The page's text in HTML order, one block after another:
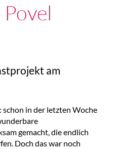
am
in der letzten Woche
gemacht, die endlich
Doch das war noch